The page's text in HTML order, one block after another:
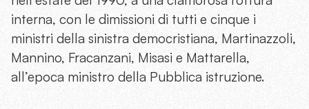
interna, con le dimissioni di tutti e cinque i
ministri della sinistra democristiana, Martinazzoli,
Mannino, Fracanzani, Misasi e Mattarella,
all’epoca ministro della Pubblica istruzione.